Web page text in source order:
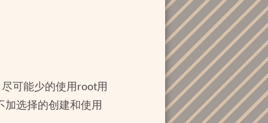
可能少的使用root用
加选择的创建和使用